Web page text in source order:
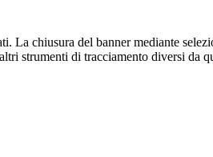
La chiusura del banner mediante
strumenti di tracciamento diversi da